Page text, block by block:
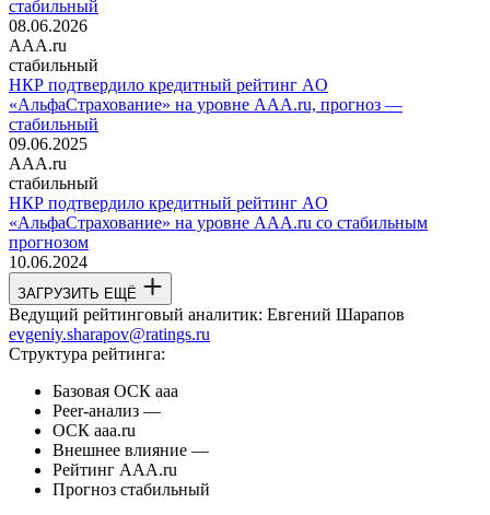
стабильный
08.06.2026
AAA.ru
стабильный
НКР подтвердило кредитный рейтинг AО
«АльфаСтрахование» на уровне AAA.ru, прогноз —
стабильный
09.06.2025
AAA.ru
стабильный
НКР подтвердило кредитный рейтинг AО
«АльфаСтрахование» на уровне AAA.ru со стабильным
прогнозом
10.06.2024
ЗАГРУЗИТЬ ЕЩЁ
Ведущий рейтинговый аналитик: Евгений Шарапов
evgeniy.sharapov@ratings.ru
Структура рейтинга:
Базовая ОСК aaa
Peer-анализ —
ОСК aaa.ru
Внешнее влияние —
Рейтинг AAA.ru
Прогноз стабильный